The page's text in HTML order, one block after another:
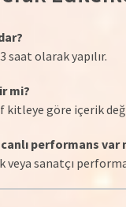
olarak yapılır.
mi?
kitleye göre içerik
performans var
sanatçı